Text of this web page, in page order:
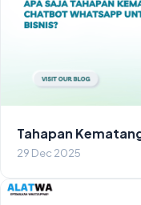
Tahapan
29 Dec 2025